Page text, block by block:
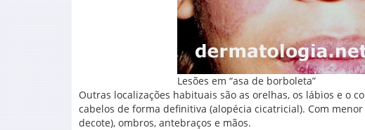
Lesões em “asa de borboleta”
Outras localizações habituais são as orelhas, os lábios e o
cabelos de forma definitiva (alopécia cicatricial). Com
decote), ombros, antebraços e mãos.